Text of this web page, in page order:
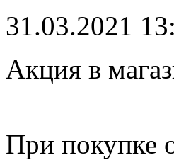
31.03.2021
Акция в
При покупке